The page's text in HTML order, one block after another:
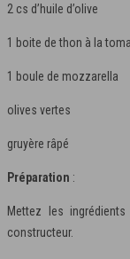
2 cs d’huile d’olive
1 boite de thon à la
1 boule de mozzarella
olives vertes
gruyère râpé
Préparation :
Mettez les
constructeur.